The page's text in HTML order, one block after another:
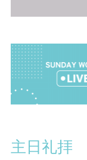
主日礼拝